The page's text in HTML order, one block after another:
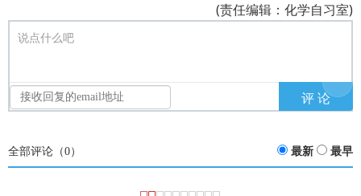
(责任编辑：化学自习室)
说点什么吧
全部评论（0） 最新 最早